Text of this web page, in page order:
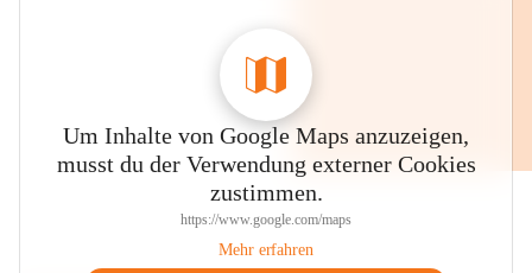
Um Inhalte von Google Maps anzuzeigen,
musst du der Verwendung externer Cookies
zustimmen.
https://www.google.com/maps
Mehr erfahren